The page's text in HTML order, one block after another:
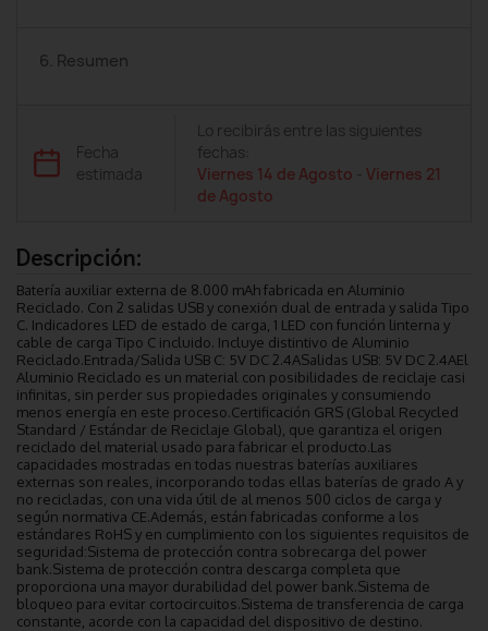
6. Resumen
Fecha
estimada
Lo recibirás entre las siguientes
fechas:
Viernes 14 de Agosto -Viernes 21
de Agosto
Descripción:
Batería auxiliar externa de 8.000 mAh fabricada en Aluminio
Reciclado. Con 2 salidas USB y conexión dual de entrada y salida Tipo
C. Indicadores LED de estado de carga, 1 LED con función linterna y
cable de carga Tipo C incluido. Incluye distintivo de Aluminio
Reciclado.Entrada/Salida USB C: 5V DC 2.4ASalidas USB: 5V DC 2.4AEl
Aluminio Reciclado es un material con posibilidades de reciclaje casi
infinitas, sin perder sus propiedades originales y consumiendo
menos energía en este proceso.Certificación GRS (Global Recycled
Standard / Estándar de Reciclaje Global), que garantiza el origen
reciclado del material usado para fabricar el producto.Las
capacidades mostradas en todas nuestras baterías auxiliares
externas son reales, incorporando todas ellas baterías de grado A y
no recicladas, con una vida útil de al menos 500 ciclos de carga y
según normativa CE.Además, están fabricadas conforme a los
estándares RoHS y en cumplimiento con los siguientes requisitos de
seguridad:Sistema de protección contra sobrecarga del power
bank.Sistema de protección contra descarga completa que
proporciona una mayor durabilidad del power bank.Sistema de
bloqueo para evitar cortocircuitos.Sistema de transferencia de carga
constante, acorde con la capacidad del dispositivo de destino.